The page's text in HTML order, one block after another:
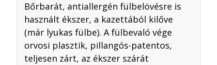
Bőrbarát, antiallergén fülbelövésre is
használt ékszer, a kazettából kilőve
(már lyukas fülbe). A fülbevaló vége
orvosi plasztik, pillangós-patentos,
teljesen zárt, az ékszer szárát